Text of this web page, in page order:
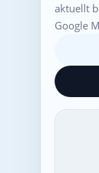
aktuellt
Google